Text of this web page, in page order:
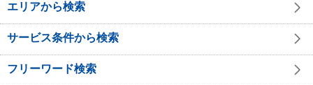
エリアから検索
サービス条件から検索
フリーワード検索